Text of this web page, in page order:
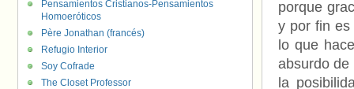
porque
y por fin es
lo que
absurdo de
la
Pensamientos Cristianos-Pensamientos
Homoeróticos
Père Jonathan (francés)
Refugio Interior
Soy Cofrade
The Closet Professor